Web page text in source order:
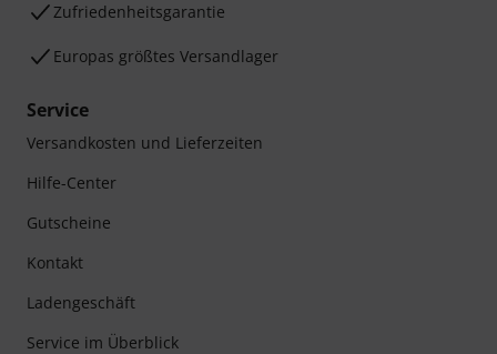
Zufriedenheitsgarantie
Europas größtes Versandlager
Service
Versandkosten und Lieferzeiten
Hilfe-Center
Gutscheine
Kontakt
Ladengeschäft
Service im Überblick